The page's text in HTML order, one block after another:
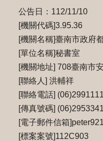
公告日：112/11/10
[機關代碼]3.95.36
[機關名稱]臺南市政府
[單位名稱]秘書室
[機關地址] 708臺南市
[聯絡人] 洪輔祥
[聯絡電話]
[傳真號碼] (06)2953341
[電子郵件信箱
[標案案號]112C903